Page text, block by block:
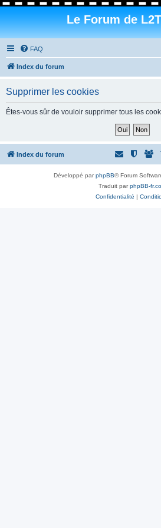
Le Forum de
FAQ
Index du forum
Supprimer les cookies
Êtes-vous sûr de vouloir supprimer tous les
Index du forum
Développé parphpBB® Forum
Traduit parphpBB-
Confidentialité |